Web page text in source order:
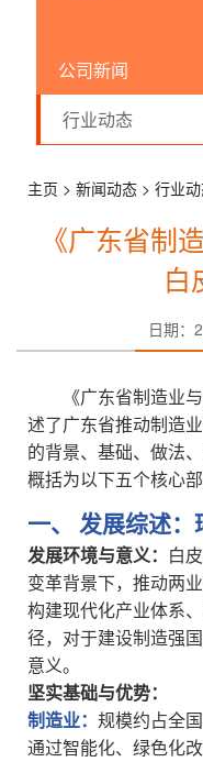
邮传频道公司新闻
行业动态
主页 > 新闻动态 > 行业
《广东省制
白
日期：
《广东省制造业
述了广东省推动制造
的背景、基础、做法
概括为以下五个核心部
一、 发展综述：
‌发展环境与意义‌：
白
变革背景下，推动两
构建现代化产业体系
径，对于建设制造强
意义。
‌坚实基础与优势‌：
‌制造业‌： 规模约占全国
通过智能化、绿色化